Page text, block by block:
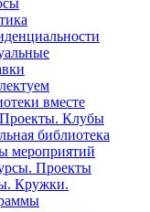
вместе
Клубы
библиотека
мероприятий
Проекты
Кружки.